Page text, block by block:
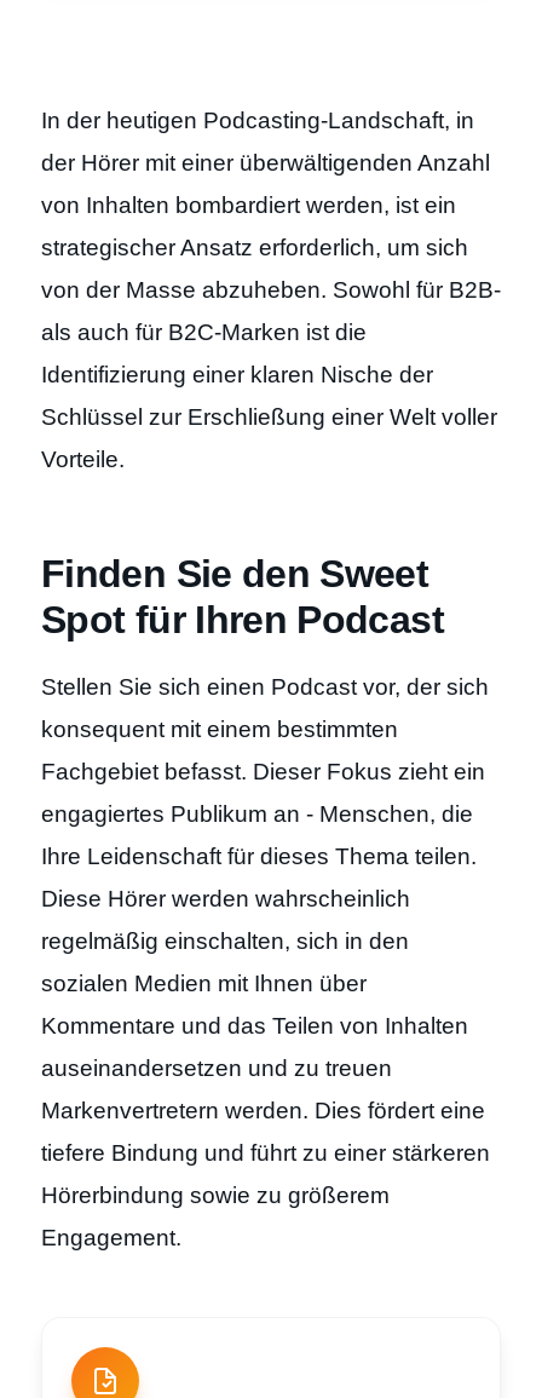
In der heutigen Podcasting-Landschaft, in
der Hörer mit einer überwältigenden Anzahl
von Inhalten bombardiert werden, ist ein
strategischer Ansatz erforderlich, um sich
von der Masse abzuheben. Sowohl für B2B-
als auch für B2C-Marken ist die
Identifizierung einer klaren Nische der
Schlüssel zur Erschließung einer Welt voller
Vorteile.
Finden Sie den Sweet
Spot für Ihren Podcast
Stellen Sie sich einen Podcast vor, der sich
konsequent mit einem bestimmten
Fachgebiet befasst. Dieser Fokus zieht ein
engagiertes Publikum an - Menschen, die
Ihre Leidenschaft für dieses Thema teilen.
Diese Hörer werden wahrscheinlich
regelmäßig einschalten, sich in den
sozialen Medien mit Ihnen über
Kommentare und das Teilen von Inhalten
auseinandersetzen und zu treuen
Markenvertretern werden. Dies fördert eine
tiefere Bindung und führt zu einer stärkeren
Hörerbindung sowie zu größerem
Engagement.